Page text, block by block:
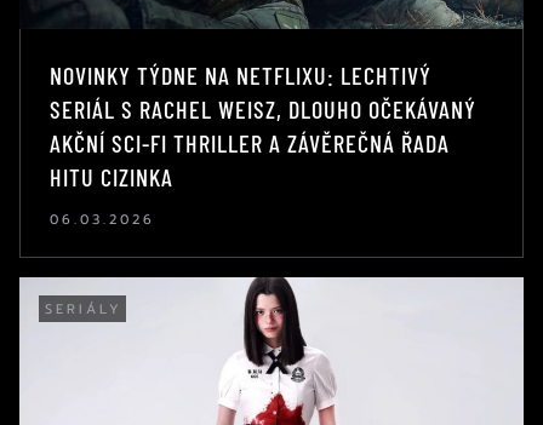
NOVINKY TÝDNE NA NETFLIXU: LECHTIVÝ
SERIÁL S RACHEL WEISZ, DLOUHO OČEKÁVANÝ
AKČNÍ SCI-FI THRILLER A ZÁVĚREČNÁ ŘADA
HITU CIZINKA
06.03.2026
SERIÁLY